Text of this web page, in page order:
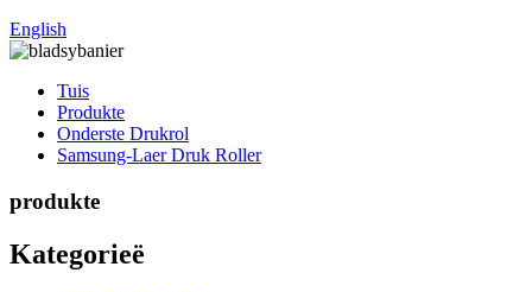
English
Tuis
Produkte
Onderste Drukrol
Samsung-Laer Druk Roller
produkte
Kategorieë